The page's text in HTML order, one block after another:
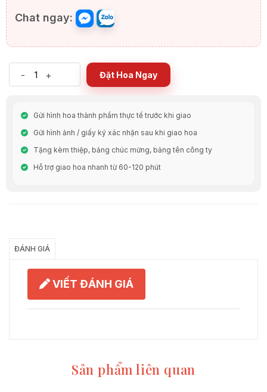
Chat ngay:
- + Đặt Hoa Ngay
Gửi hình hoa thành phẩm thực tế trước khi giao
Gửi hình ảnh / giấy ký xác nhận sau khi giao hoa
Tặng kèm thiệp, bảng chúc mừng, bảng tên công ty
Hỗ trợ giao hoa nhanh từ 60-120 phút
ĐÁNH GIÁ
VIẾT ĐÁNH GIÁ
Sản phẩm liên quan